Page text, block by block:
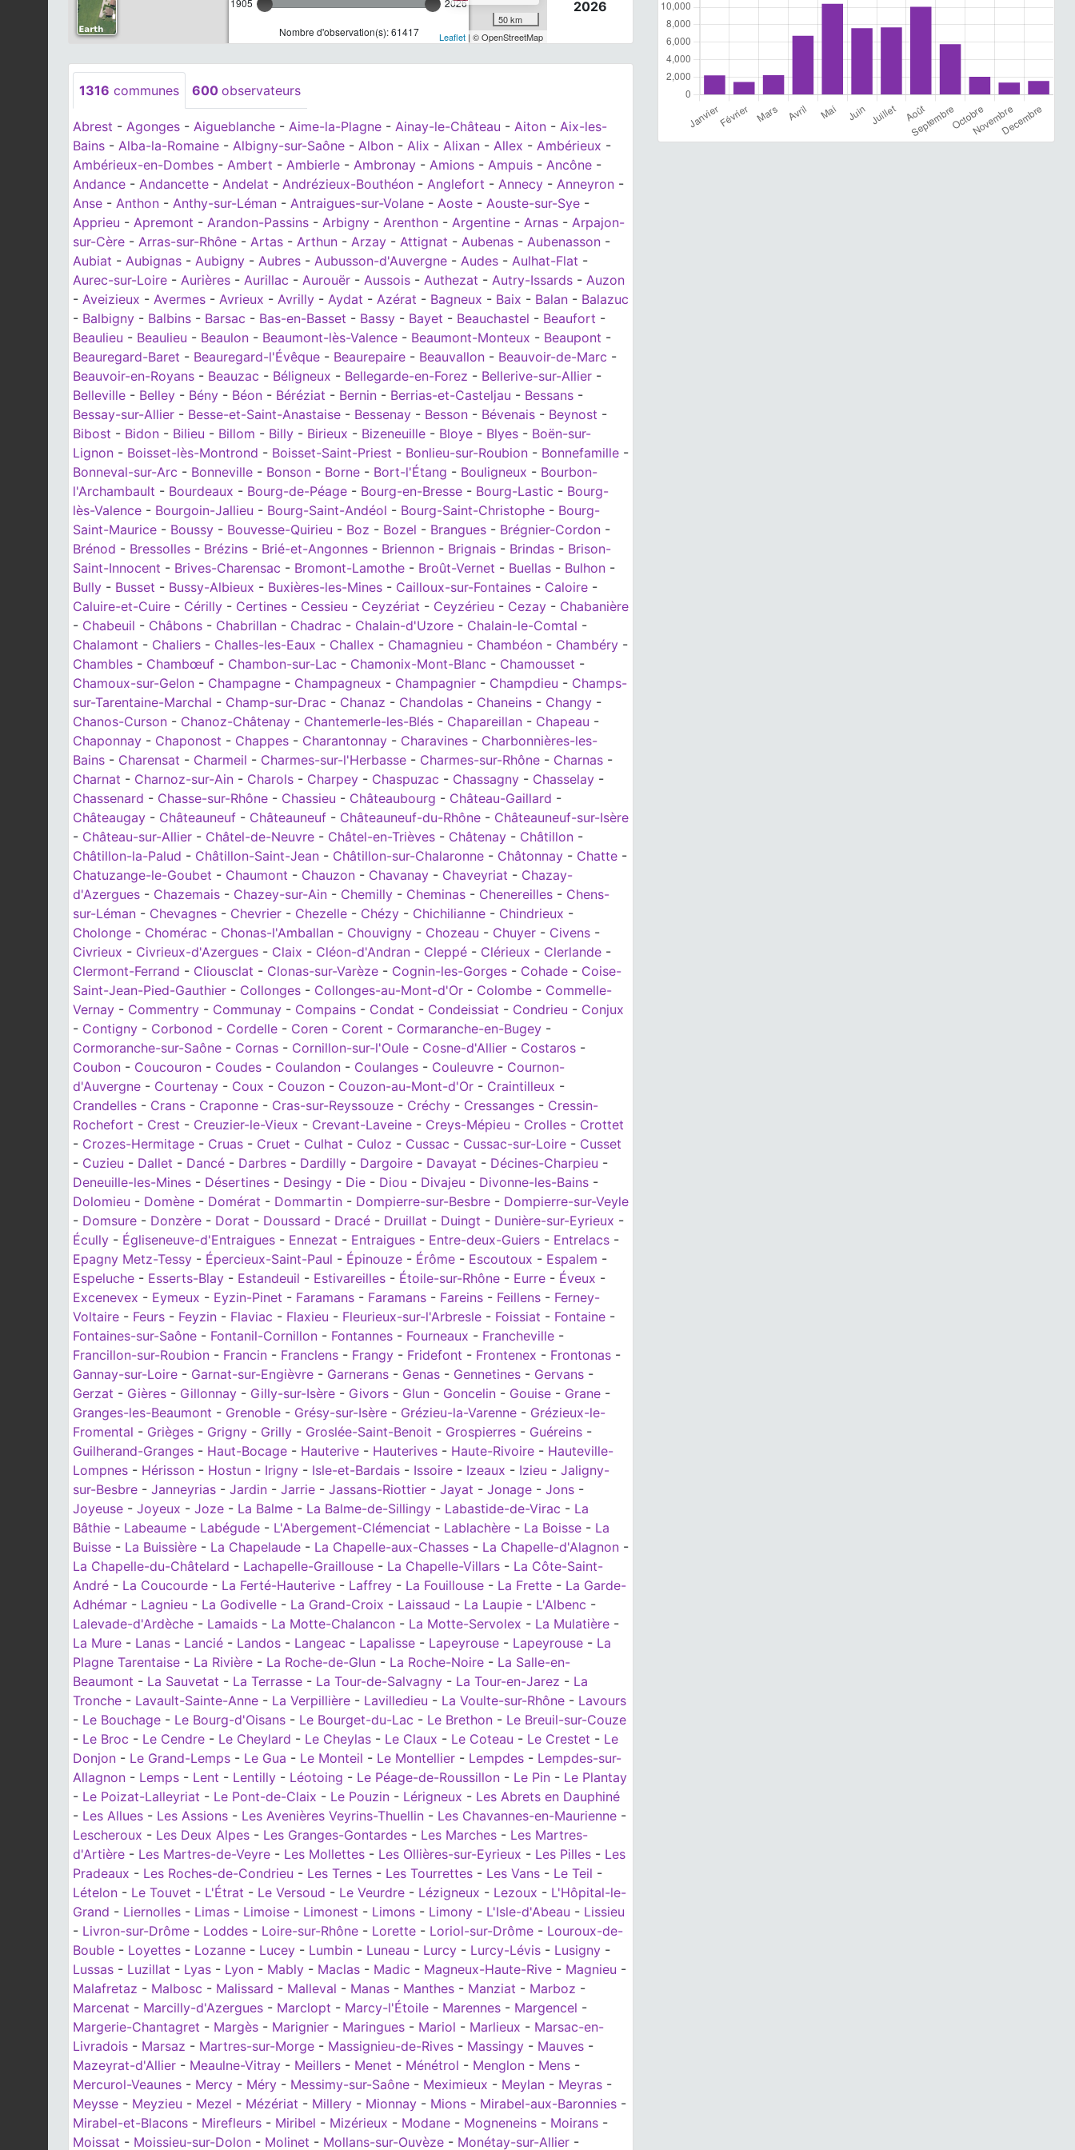
Nombre d'observation(s): 61417
50 km
Leaflet| © OpenStreetMap
2026
1316 communes 600 observateurs
Abrest - Agonges - Aigueblanche - Aime-la-Plagne - Ainay-le-Château - Aiton - Aix-les-
Bains - Alba-la-Romaine - Albigny-sur-Saône - Albon - Alix - Alixan - Allex - Ambérieux -
Ambérieux-en-Dombes - Ambert - Ambierle - Ambronay - Amions - Ampuis - Ancône -
Andance - Andancette - Andelat - Andrézieux-Bouthéon - Anglefort - Annecy - Anneyron -
Anse - Anthon - Anthy-sur-Léman - Antraigues-sur-Volane - Aoste - Aouste-sur-Sye -
Apprieu - Apremont - Arandon-Passins - Arbigny - Arenthon - Argentine - Arnas - Arpajon-
sur-Cère - Arras-sur-Rhône - Artas - Arthun - Arzay - Attignat - Aubenas - Aubenasson -
Aubiat - Aubignas - Aubigny - Aubres - Aubusson-d'Auvergne - Audes - Aulhat-Flat -
Aurec-sur-Loire - Aurières - Aurillac - Aurouër - Aussois - Authezat - Autry-Issards - Auzon
- Aveizieux - Avermes - Avrieux - Avrilly - Aydat - Azérat - Bagneux - Baix - Balan - Balazuc
- Balbigny - Balbins - Barsac - Bas-en-Basset - Bassy - Bayet - Beauchastel - Beaufort -
Beaulieu - Beaulieu - Beaulon - Beaumont-lès-Valence - Beaumont-Monteux - Beaupont -
Beauregard-Baret - Beauregard-l'Évêque - Beaurepaire - Beauvallon - Beauvoir-de-Marc -
Beauvoir-en-Royans - Beauzac - Béligneux - Bellegarde-en-Forez - Bellerive-sur-Allier -
Belleville - Belley - Bény - Béon - Béréziat - Bernin - Berrias-et-Casteljau - Bessans -
Bessay-sur-Allier - Besse-et-Saint-Anastaise - Bessenay - Besson - Bévenais - Beynost -
Bibost - Bidon - Bilieu - Billom - Billy - Birieux - Bizeneuille - Bloye - Blyes - Boën-sur-
Lignon - Boisset-lès-Montrond - Boisset-Saint-Priest - Bonlieu-sur-Roubion - Bonnefamille -
Bonneval-sur-Arc - Bonneville - Bonson - Borne - Bort-l'Étang - Bouligneux - Bourbon-
l'Archambault - Bourdeaux - Bourg-de-Péage - Bourg-en-Bresse - Bourg-Lastic - Bourg-
lès-Valence - Bourgoin-Jallieu - Bourg-Saint-Andéol - Bourg-Saint-Christophe - Bourg-
Saint-Maurice - Boussy - Bouvesse-Quirieu - Boz - Bozel - Brangues - Brégnier-Cordon -
Brénod - Bressolles - Brézins - Brié-et-Angonnes - Briennon - Brignais - Brindas - Brison-
Saint-Innocent - Brives-Charensac - Bromont-Lamothe - Broût-Vernet - Buellas - Bulhon -
Bully - Busset - Bussy-Albieux - Buxières-les-Mines - Cailloux-sur-Fontaines - Caloire -
Caluire-et-Cuire - Cérilly - Certines - Cessieu - Ceyzériat - Ceyzérieu - Cezay - Chabanière
- Chabeuil - Châbons - Chabrillan - Chadrac - Chalain-d'Uzore - Chalain-le-Comtal -
Chalamont - Chaliers - Challes-les-Eaux - Challex - Chamagnieu - Chambéon - Chambéry -
Chambles - Chambœuf - Chambon-sur-Lac - Chamonix-Mont-Blanc - Chamousset -
Chamoux-sur-Gelon - Champagne - Champagneux - Champagnier - Champdieu - Champs-
sur-Tarentaine-Marchal - Champ-sur-Drac - Chanaz - Chandolas - Chaneins - Changy -
Chanos-Curson - Chanoz-Châtenay - Chantemerle-les-Blés - Chapareillan - Chapeau -
Chaponnay - Chaponost - Chappes - Charantonnay - Charavines - Charbonnières-les-
Bains - Charensat - Charmeil - Charmes-sur-l'Herbasse - Charmes-sur-Rhône - Charnas -
Charnat - Charnoz-sur-Ain - Charols - Charpey - Chaspuzac - Chassagny - Chasselay -
Chassenard - Chasse-sur-Rhône - Chassieu - Châteaubourg - Château-Gaillard -
Châteaugay - Châteauneuf - Châteauneuf - Châteauneuf-du-Rhône - Châteauneuf-sur-Isère
- Château-sur-Allier - Châtel-de-Neuvre - Châtel-en-Trièves - Châtenay - Châtillon -
Châtillon-la-Palud - Châtillon-Saint-Jean - Châtillon-sur-Chalaronne - Châtonnay - Chatte -
Chatuzange-le-Goubet - Chaumont - Chauzon - Chavanay - Chaveyriat - Chazay-
d'Azergues - Chazemais - Chazey-sur-Ain - Chemilly - Cheminas - Chenereilles - Chens-
sur-Léman - Chevagnes - Chevrier - Chezelle - Chézy - Chichilianne - Chindrieux -
Cholonge - Chomérac - Chonas-l'Amballan - Chouvigny - Chozeau - Chuyer - Civens -
Civrieux - Civrieux-d'Azergues - Claix - Cléon-d'Andran - Cleppé - Clérieux - Clerlande -
Clermont-Ferrand - Cliousclat - Clonas-sur-Varèze - Cognin-les-Gorges - Cohade - Coise-
Saint-Jean-Pied-Gauthier - Collonges - Collonges-au-Mont-d'Or - Colombe - Commelle-
Vernay - Commentry - Communay - Compains - Condat - Condeissiat - Condrieu - Conjux
- Contigny - Corbonod - Cordelle - Coren - Corent - Cormaranche-en-Bugey -
Cormoranche-sur-Saône - Cornas - Cornillon-sur-l'Oule - Cosne-d'Allier - Costaros -
Coubon - Coucouron - Coudes - Coulandon - Coulanges - Couleuvre - Cournon-
d'Auvergne - Courtenay - Coux - Couzon - Couzon-au-Mont-d'Or - Craintilleux -
Crandelles - Crans - Craponne - Cras-sur-Reyssouze - Créchy - Cressanges - Cressin-
Rochefort - Crest - Creuzier-le-Vieux - Crevant-Laveine - Creys-Mépieu - Crolles - Crottet
- Crozes-Hermitage - Cruas - Cruet - Culhat - Culoz - Cussac - Cussac-sur-Loire - Cusset
- Cuzieu - Dallet - Dancé - Darbres - Dardilly - Dargoire - Davayat - Décines-Charpieu -
Deneuille-les-Mines - Désertines - Desingy - Die - Diou - Divajeu - Divonne-les-Bains -
Dolomieu - Domène - Domérat - Dommartin - Dompierre-sur-Besbre - Dompierre-sur-Veyle
- Domsure - Donzère - Dorat - Doussard - Dracé - Druillat - Duingt - Dunière-sur-Eyrieux -
Écully - Égliseneuve-d'Entraigues - Ennezat - Entraigues - Entre-deux-Guiers - Entrelacs -
Epagny Metz-Tessy - Épercieux-Saint-Paul - Épinouze - Érôme - Escoutoux - Espalem -
Espeluche - Esserts-Blay - Estandeuil - Estivareilles - Étoile-sur-Rhône - Eurre - Éveux -
Excenevex - Eymeux - Eyzin-Pinet - Faramans - Faramans - Fareins - Feillens - Ferney-
Voltaire - Feurs - Feyzin - Flaviac - Flaxieu - Fleurieux-sur-l'Arbresle - Foissiat - Fontaine -
Fontaines-sur-Saône - Fontanil-Cornillon - Fontannes - Fourneaux - Francheville -
Francillon-sur-Roubion - Francin - Franclens - Frangy - Fridefont - Frontenex - Frontonas -
Gannay-sur-Loire - Garnat-sur-Engièvre - Garnerans - Genas - Gennetines - Gervans -
Gerzat - Gières - Gillonnay - Gilly-sur-Isère - Givors - Glun - Goncelin - Gouise - Grane -
Granges-les-Beaumont - Grenoble - Grésy-sur-Isère - Grézieu-la-Varenne - Grézieux-le-
Fromental - Grièges - Grigny - Grilly - Groslée-Saint-Benoit - Grospierres - Guéreins -
Guilherand-Granges - Haut-Bocage - Hauterive - Hauterives - Haute-Rivoire - Hauteville-
Lompnes - Hérisson - Hostun - Irigny - Isle-et-Bardais - Issoire - Izeaux - Izieu - Jaligny-
sur-Besbre - Janneyrias - Jardin - Jarrie - Jassans-Riottier - Jayat - Jonage - Jons -
Joyeuse - Joyeux - Joze - La Balme - La Balme-de-Sillingy - Labastide-de-Virac - La
Bâthie - Labeaume - Labégude - L'Abergement-Clémenciat - Lablachère - La Boisse - La
Buisse - La Buissière - La Chapelaude - La Chapelle-aux-Chasses - La Chapelle-d'Alagnon -
La Chapelle-du-Châtelard - Lachapelle-Graillouse - La Chapelle-Villars - La Côte-Saint-
André - La Coucourde - La Ferté-Hauterive - Laffrey - La Fouillouse - La Frette - La Garde-
Adhémar - Lagnieu - La Godivelle - La Grand-Croix - Laissaud - La Laupie - L'Albenc -
Lalevade-d'Ardèche - Lamaids - La Motte-Chalancon - La Motte-Servolex - La Mulatière -
La Mure - Lanas - Lancié - Landos - Langeac - Lapalisse - Lapeyrouse - Lapeyrouse - La
Plagne Tarentaise - La Rivière - La Roche-de-Glun - La Roche-Noire - La Salle-en-
Beaumont - La Sauvetat - La Terrasse - La Tour-de-Salvagny - La Tour-en-Jarez - La
Tronche - Lavault-Sainte-Anne - La Verpillière - Lavilledieu - La Voulte-sur-Rhône - Lavours
- Le Bouchage - Le Bourg-d'Oisans - Le Bourget-du-Lac - Le Brethon - Le Breuil-sur-Couze
- Le Broc - Le Cendre - Le Cheylard - Le Cheylas - Le Claux - Le Coteau - Le Crestet - Le
Donjon - Le Grand-Lemps - Le Gua - Le Monteil - Le Montellier - Lempdes - Lempdes-sur-
Allagnon - Lemps - Lent - Lentilly - Léotoing - Le Péage-de-Roussillon - Le Pin - Le Plantay
- Le Poizat-Lalleyriat - Le Pont-de-Claix - Le Pouzin - Lérigneux - Les Abrets en Dauphiné
- Les Allues - Les Assions - Les Avenières Veyrins-Thuellin - Les Chavannes-en-Maurienne -
Lescheroux - Les Deux Alpes - Les Granges-Gontardes - Les Marches - Les Martres-
d'Artière - Les Martres-de-Veyre - Les Mollettes - Les Ollières-sur-Eyrieux - Les Pilles - Les
Pradeaux - Les Roches-de-Condrieu - Les Ternes - Les Tourrettes - Les Vans - Le Teil -
Lételon - Le Touvet - L'Étrat - Le Versoud - Le Veurdre - Lézigneux - Lezoux - L'Hôpital-le-
Grand - Liernolles - Limas - Limoise - Limonest - Limons - Limony - L'Isle-d'Abeau - Lissieu
- Livron-sur-Drôme - Loddes - Loire-sur-Rhône - Lorette - Loriol-sur-Drôme - Louroux-de-
Bouble - Loyettes - Lozanne - Lucey - Lumbin - Luneau - Lurcy - Lurcy-Lévis - Lusigny -
Lussas - Luzillat - Lyas - Lyon - Mably - Maclas - Madic - Magneux-Haute-Rive - Magnieu -
Malafretaz - Malbosc - Malissard - Malleval - Manas - Manthes - Manziat - Marboz -
Marcenat - Marcilly-d'Azergues - Marclopt - Marcy-l'Étoile - Marennes - Margencel -
Margerie-Chantagret - Margès - Marignier - Maringues - Mariol - Marlieux - Marsac-en-
Livradois - Marsaz - Martres-sur-Morge - Massignieu-de-Rives - Massingy - Mauves -
Mazeyrat-d'Allier - Meaulne-Vitray - Meillers - Menet - Ménétrol - Menglon - Mens -
Mercurol-Veaunes - Mercy - Méry - Messimy-sur-Saône - Meximieux - Meylan - Meyras -
Meysse - Meyzieu - Mezel - Mézériat - Millery - Mionnay - Mions - Mirabel-aux-Baronnies -
Mirabel-et-Blacons - Mirefleurs - Miribel - Mizérieux - Modane - Mogneneins - Moirans -
Moissat - Moissieu-sur-Dolon - Molinet - Mollans-sur-Ouvèze - Monétay-sur-Allier -